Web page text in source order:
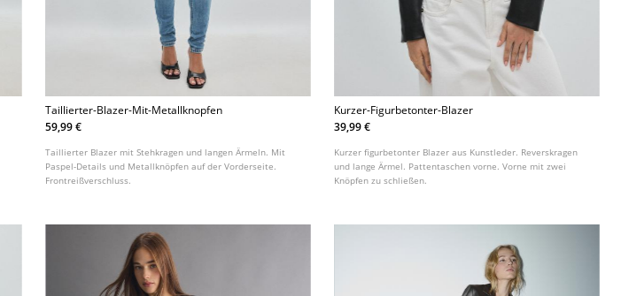
Taillierter-Blazer-Mit-Metallknopfen
59,99 €
Taillierter Blazer mit Stehkragen und langen Ärmeln. Mit
Paspel-Details und Metallknöpfen auf der Vorderseite.
Frontreißverschluss.
Kurzer-Figurbetonter-Blazer
39,99 €
Kurzer figurbetonter Blazer aus Kunstleder. Reverskragen
und lange Ärmel. Pattentaschen vorne. Vorne mit zwei
Knöpfen zu schließen.